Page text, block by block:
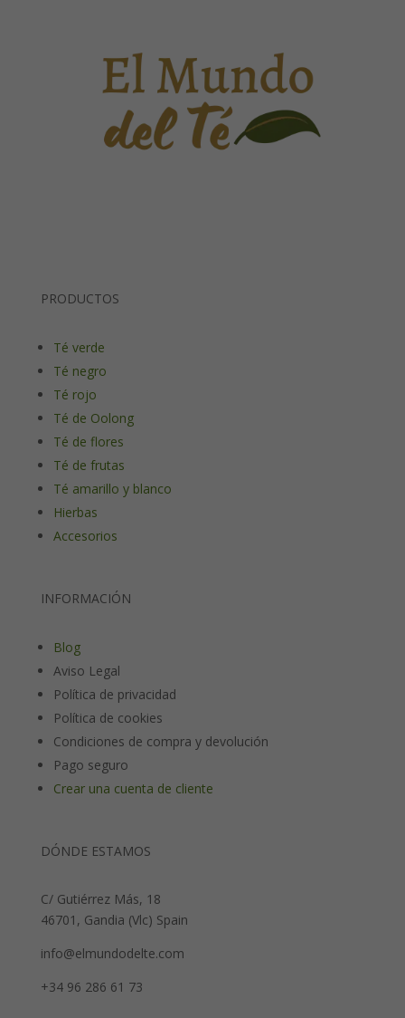
PRODUCTOS
Té verde
Té negro
Té rojo
Té de Oolong
Té de flores
Té de frutas
Té amarillo y blanco
Hierbas
Accesorios
INFORMACIÓN
Blog
Aviso Legal
Política de privacidad
Política de cookies
Condiciones de compra y devolución
Pago seguro
Crear una cuenta de cliente
DÓNDE ESTAMOS
C/ Gutiérrez Más, 18
46701, Gandia (Vlc) Spain
info@elmundodelte.com
+34 96 286 61 73